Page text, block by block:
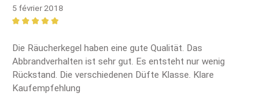
5 février 2018
Die Räucherkegel haben eine gute Qualität. Das
Abbrandverhalten ist sehr gut. Es entsteht nur wenig
Rückstand. Die verschiedenen Düfte Klasse. Klare
Kaufempfehlung